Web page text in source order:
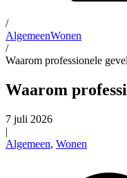
/
AlgemeenWonen
/
Waarom professionele
Waarom
7 juli 2026
|
Algemeen, Wonen